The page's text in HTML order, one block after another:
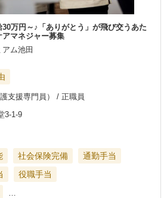
30万円～♪「ありがとう」が飛び交うあた
マネジャー募集
ム池田
支援専門員） / 正職員
3-1-9
社会保険完備
通勤手当
役職手当